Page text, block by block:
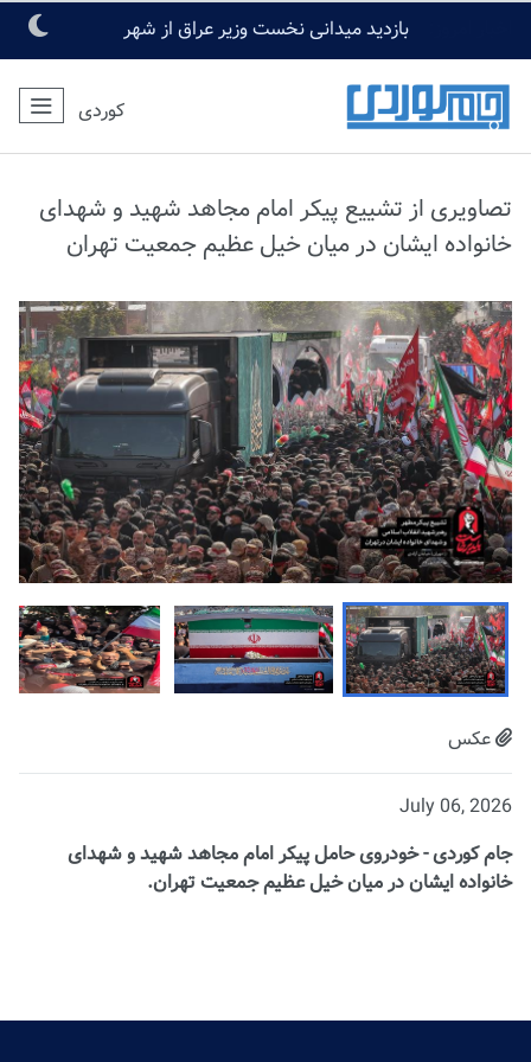
بازدید میدانی نخست وزیر عراق از شهر
مقدس کربلا
کوردی
تصاویری از تشییع پیکر امام مجاهد شهید و شهدای
خانواده ایشان در میان خیل عظیم جمعیت تهران
عکس
July 06, 2026
جام کوردی - خودروی حامل پیکر امام مجاهد شهید و شهدای
خانواده ایشان در میان خیل عظیم جمعیت تهران.